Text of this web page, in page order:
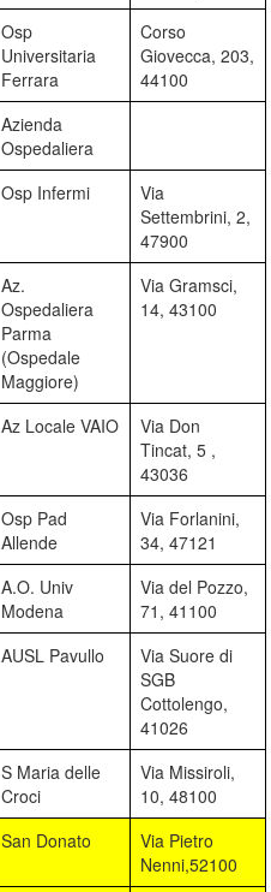
Osp
Universitaria
Ferrara
Corso
Giovecca, 203,
44100
Azienda
Ospedaliera
Osp Infermi
Via
Settembrini, 2,
47900
Az.
Ospedaliera
Parma
(Ospedale
Maggiore)
Via Gramsci,
14, 43100
Az Locale VAIO
Via Don
Tincat, 5 ,
43036
Osp Pad
Allende
Via Forlanini,
34, 47121
A.O. Univ
Modena
Via del Pozzo,
71, 41100
AUSL Pavullo
Via Suore di
SGB
Cottolengo,
41026
S Maria delle
Croci
Via Missiroli,
10, 48100
San Donato
Via Pietro
Nenni,52100